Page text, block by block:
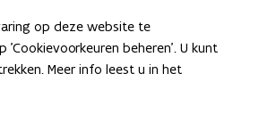
op deze website te
beheren'. U kunt
Meer info leest u in het